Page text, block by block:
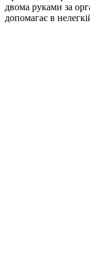
двома руками за
допомагає в